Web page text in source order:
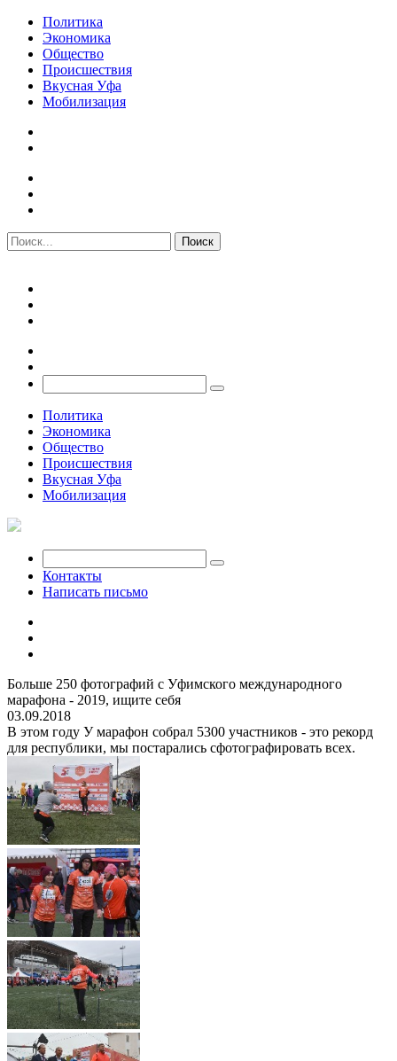
Политика
Экономика
Общество
Происшествия
Вкусная Уфа
Мобилизация
Политика
Экономика
Общество
Происшествия
Вкусная Уфа
Мобилизация
Контакты
Написать письмо
Больше 250 фотографий с Уфимского международного
марафона - 2019, ищите себя
03.09.2018
В этом году У марафон собрал 5300 участников - это рекорд
для республики, мы постарались сфотографировать всех.